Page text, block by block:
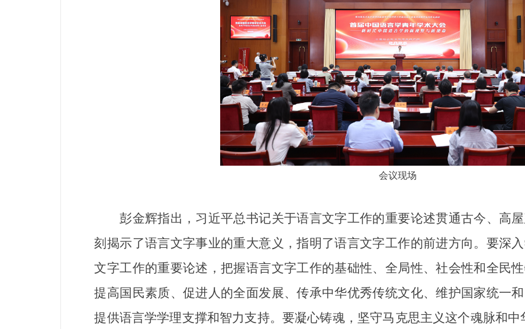
会议现场
彭金辉指出，习近平总书记关于语言文字工作的重要论述贯通古今、高
刻揭示了语言文字事业的重大意义，指明了语言文字工作的前进方向。要深
文字工作的重要论述，把握语言文字工作的基础性、全局性、社会性和全民
提高国民素质、促进人的全面发展、传承中华优秀传统文化、维护国家统一
提供语言学学理支撑和智力支持。要凝心铸魂，坚守马克思主义这个魂脉和